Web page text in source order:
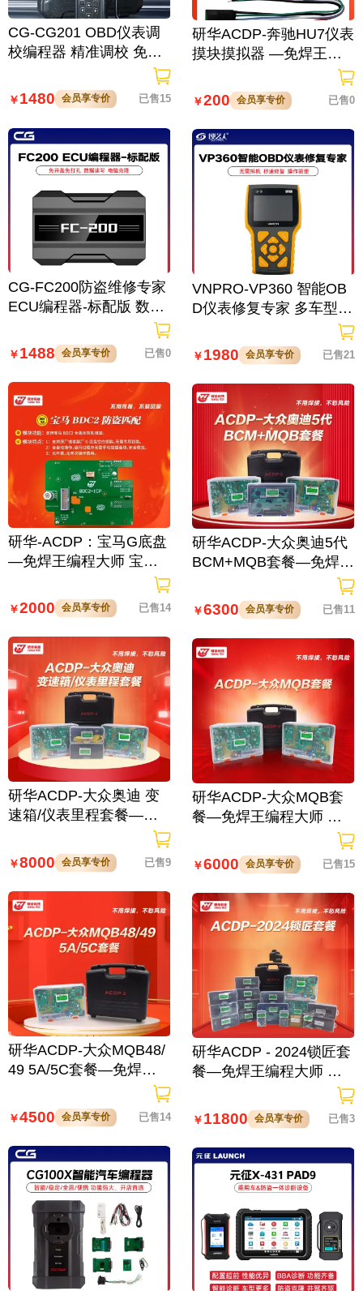
CG-CG201 OBD仪表调
校编程器 精准调校 免焊
￥1480 会员享专价 已售15
CG-FC200防盗维修专家
ECU编程器-标配版 数据
￥1488 会员享专价 已售0
研华-ACDP：宝马G底盘
—免焊王编程大师 宝马B
￥2000 会员享专价 已售14
研华ACDP-大众奥迪 变
速箱/仪表里程套餐—免
焊王编程大师 防盗匹配
里程修复
￥8000 会员享专价 已售9
研华ACDP-大众MQB48/
49 5A/5C套餐—免焊王
编程大师 防盗匹配里程
修复
￥4500 会员享专价 已售14
研华ACDP-奔驰HU7仪表
摸块摸拟器 —免焊王编
程大师 防盗匹配里程修
复
￥200 会员享专价 已售0
VNPRO-VP360 智能OB
D仪表修复专家 多车型兼
容支持OBD直连与拆读
模式
￥1980 会员享专价 已售21
研华ACDP-大众奥迪5代
BCM+MQB套餐—免焊王
编程大师 防盗匹配里程
修复
￥6300 会员享专价 已售11
研华ACDP-大众MQB套
餐—免焊王编程大师 防
￥6000 会员享专价 已售15
研华ACDP - 2024锁匠套
餐—免焊王编程大师 防
盗匹配 宝马CAS/FEM/B
DC 路虎KVM 奥迪 锁匠
￥11800 会员享专价 已售3